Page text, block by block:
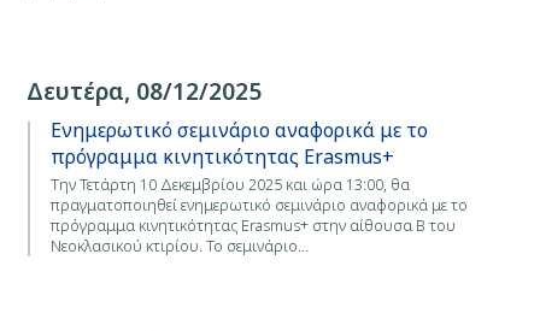
Δευτέρα, 08/12/2025
Ενημερωτικό σεμινάριο αναφορικά με το
πρόγραμμα κινητικότητας Erasmus+
Την Τετάρτη 10 Δεκεμβρίου 2025 και ώρα 13:00, θα
πραγματοποιηθεί ενημερωτικό σεμινάριο αναφορικά με το
πρόγραμμα κινητικότητας Erasmus+ στην αίθουσα Β του
Νεοκλασικού κτιρίου. Το σεμινάριο…